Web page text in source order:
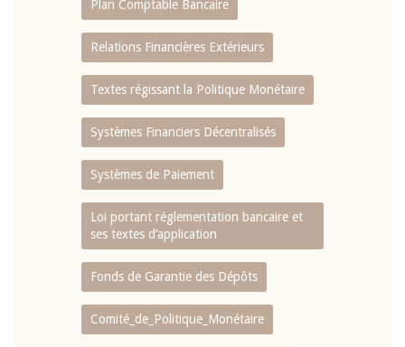
Plan Comptable Bancaire
Relations Financières Extérieurs
Textes régissant la Politique Monétaire
Systèmes Financiers Décentralisés
Systèmes de Paiement
Loi portant réglementation bancaire et
ses textes d’application
Fonds de Garantie des Dépôts
Comité_de_Politique_Monétaire